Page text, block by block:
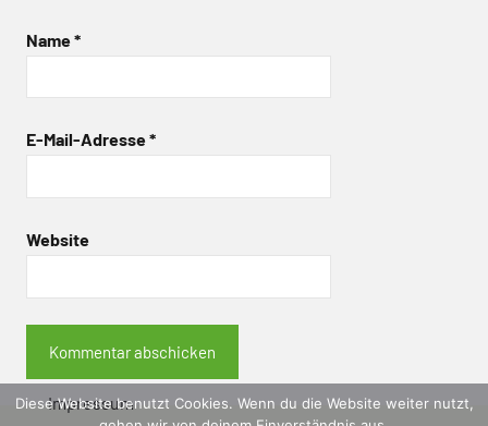
Name*
E-Mail-Adresse*
Website
Impressum
Diese Website benutzt Cookies. Wenn du die Website weiter nutzt,